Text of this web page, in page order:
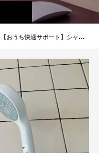
【おうち快適サポート】シャワー水栓の交換もGASMACへ